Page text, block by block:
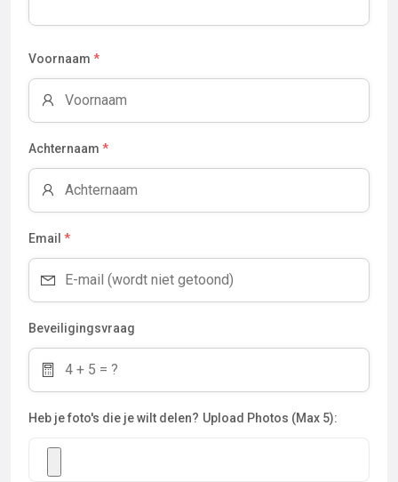
Voornaam *
Achternaam *
Email *
Beveiligingsvraag
Heb je foto's die je wilt delen? Upload Photos (Max 5):